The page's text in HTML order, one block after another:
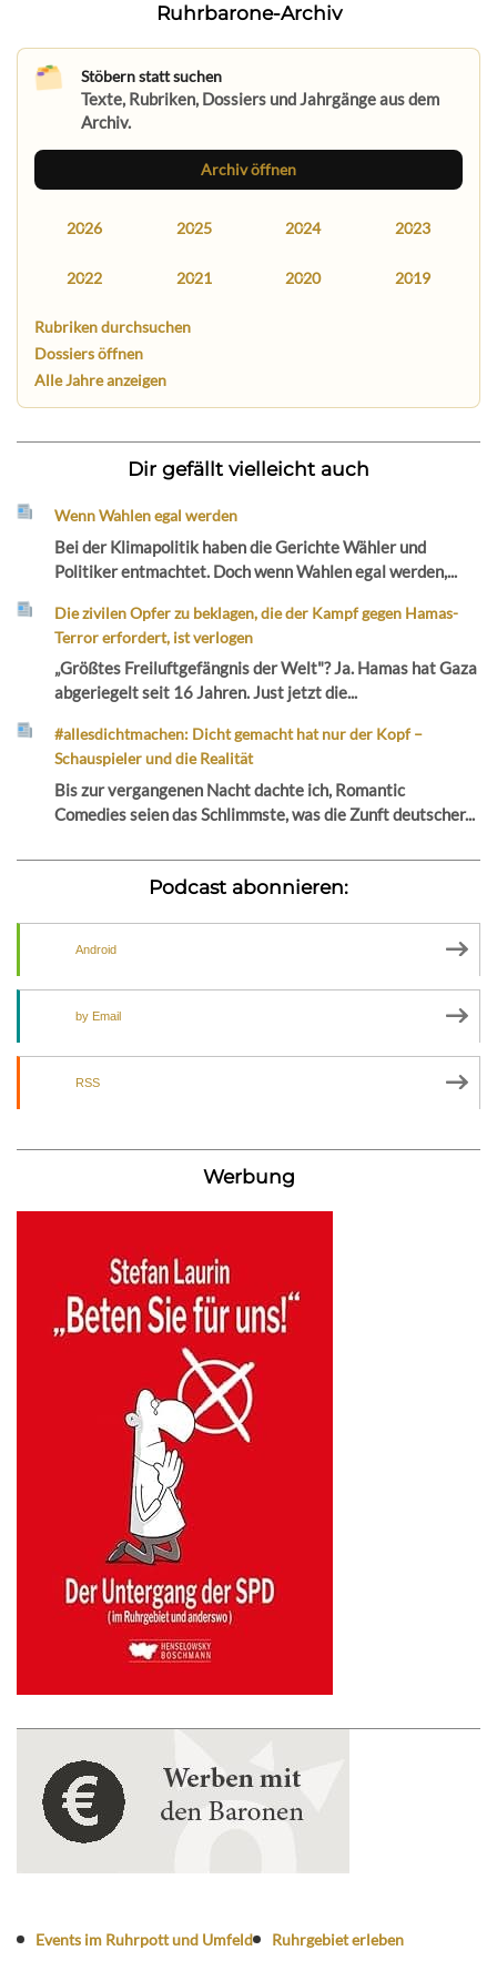
Ruhrbarone-Archiv
Stöbern statt suchen
Texte, Rubriken, Dossiers und Jahrgänge aus dem
Archiv.
Archiv öffnen
2026 2025 2024 2023
2022 2021 2020 2019
Rubriken durchsuchen
Dossiers öffnen
Alle Jahre anzeigen
Dir gefällt vielleicht auch
Wenn Wahlen egal werden
Bei der Klimapolitik haben die Gerichte Wähler und
Politiker entmachtet. Doch wenn Wahlen egal werden,...
Die zivilen Opfer zu beklagen, die der Kampf gegen Hamas-
Terror erfordert, ist verlogen
„Größtes Freiluftgefängnis der Welt"? Ja. Hamas hat Gaza
abgeriegelt seit 16 Jahren. Just jetzt die...
#allesdichtmachen: Dicht gemacht hat nur der Kopf –
Schauspieler und die Realität
Bis zur vergangenen Nacht dachte ich, Romantic
Comedies seien das Schlimmste, was die Zunft deutscher...
Podcast abonnieren:
Android
by Email
RSS
Werbung
Events im Ruhrpott und Umfeld
Ruhrgebiet erleben